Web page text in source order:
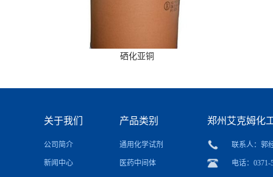
硒化亚铜
关于我们
公司简介
新闻中心
产品类别
通用化学试剂
医药中间体
郑州艾克姆化
联系人：郭
电话：0371-